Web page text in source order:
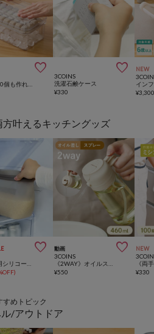
 
3COINS
洗濯石鹸ケース
¥330
NEW
¥
方叶えるキッチングッズ

)
動画 
3COINS
¥550
NEW
¥330
すめトピック
ル/アウトドア